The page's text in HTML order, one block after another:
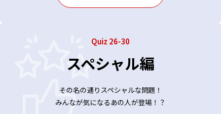
Quiz 26-30
スペシャル編
その名の通りスペシャルな問題！
みんなが気になるあの人が登場！？